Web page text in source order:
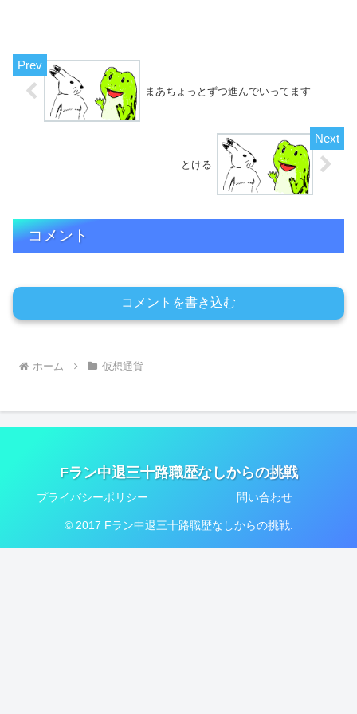
まあちょっとずつ進んでいってます
とける
コメント
コメントを書き込む
ホーム 仮想通貨
Fラン中退三十路職歴なしからの挑戦
プライバシーポリシー 問い合わせ
© 2017 Fラン中退三十路職歴なしからの挑戦.